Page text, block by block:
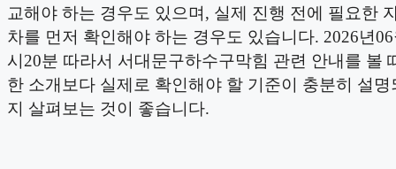
교해야 하는 경우도 있으며, 실제 진행 전에 필요한
차를 먼저 확인해야 하는 경우도 있습니다. 2026년
시20분 따라서 서대문구하수구막힘 관련 안내를 볼
한 소개보다 실제로 확인해야 할 기준이 충분히 설명
지 살펴보는 것이 좋습니다.